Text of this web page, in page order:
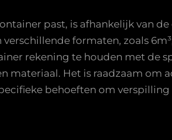
past, is afhankelijk van
formaten, zoals 6m³,
rekening te houden met de
materiaal. Het is raadzaam om
behoeften om